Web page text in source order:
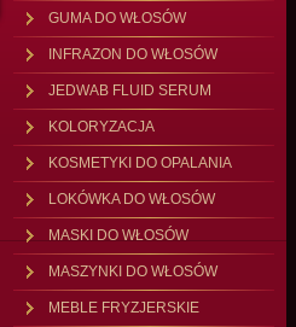
GUMA DO WŁOSÓW
INFRAZON DO WŁOSÓW
JEDWAB FLUID SERUM
KOLORYZACJA
KOSMETYKI DO OPALANIA
LOKÓWKA DO WŁOSÓW
MASKI DO WŁOSÓW
MASZYNKI DO WŁOSÓW
MEBLE FRYZJERSKIE